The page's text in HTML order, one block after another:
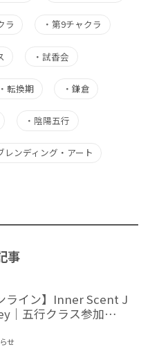
ラ ・第9チャクラ
・試香会
・転換期 ・ 鎌倉
・ 陰陽五行
レンディング・アート
事
ライン】Inner Scent J
｜五行クラス参加…
せ